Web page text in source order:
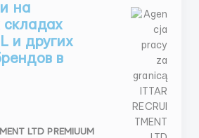
на
складах
и других
в
LTD PREMIUUM